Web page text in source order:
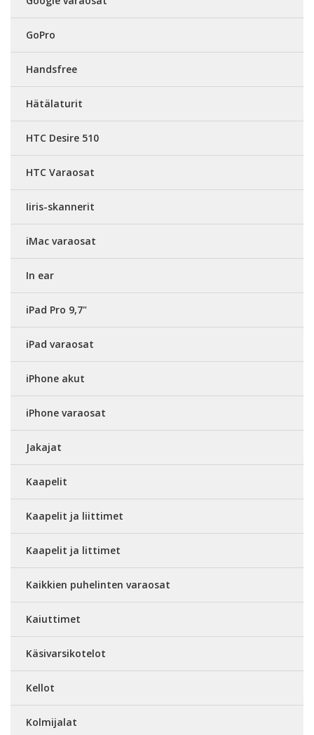
GoPro
Handsfree
Hätälaturit
HTC Desire 510
HTC Varaosat
Iiris-skannerit
iMac varaosat
In ear
iPad Pro 9,7"
iPad varaosat
iPhone akut
iPhone varaosat
Jakajat
Kaapelit
Kaapelit ja liittimet
Kaapelit ja littimet
Kaikkien puhelinten varaosat
Kaiuttimet
Käsivarsikotelot
Kellot
Kolmijalat